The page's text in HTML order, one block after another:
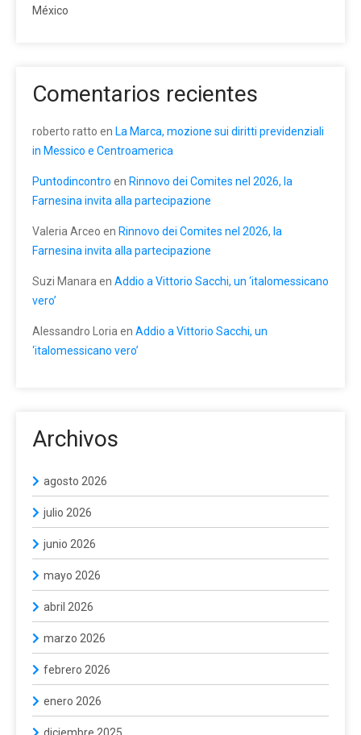
México
Comentarios recientes
roberto ratto en La Marca, mozione sui diritti previdenziali
in Messico e Centroamerica
Puntodincontro en Rinnovo dei Comites nel 2026, la
Farnesina invita alla partecipazione
Valeria Arceo en Rinnovo dei Comites nel 2026, la
Farnesina invita alla partecipazione
Suzi Manara en Addio a Vittorio Sacchi, un ‘italomessicano
vero’
Alessandro Loria en Addio a Vittorio Sacchi, un
‘italomessicano vero’
Archivos
agosto 2026
julio 2026
junio 2026
mayo 2026
abril 2026
marzo 2026
febrero 2026
enero 2026
diciembre 2025